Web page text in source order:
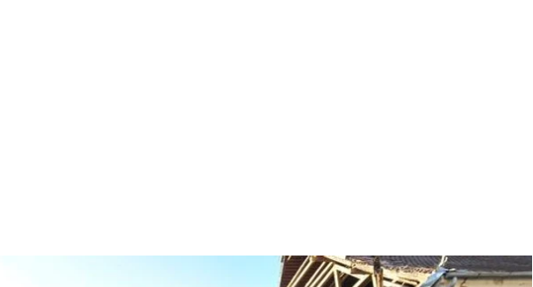
Наслідки землетрусу у Хорватії, 29 грудня 2020 року